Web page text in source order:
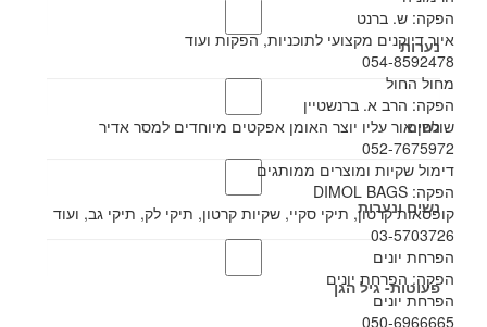
נערות
נשים
נשים ונערות
פעוטות- גיל הגן
הפקה: ש. ברנט
איור דיוקנים מקצועי לתוכניות, הפקות ועוד
054-8592478
מחול החול
הפקה: הרב א. ברנשטיין
שולחן אור עליו יוצר האומן אפקטים מיוחדים למסר אדיר
052-7675972
דימול שקיות ומוצרים ממותגים
הפקה: DIMOL BAGS
קופסאות קרטון, תיקי סקיי, שקיות קרטון, תיקי לק, תיקי גב, ועוד
03-5703726
הפרחת יונים
הפקה: הפרחת יונים
הפרחת יונים
050-6966665